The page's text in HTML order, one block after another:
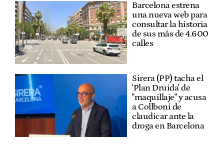
Barcelona estrena
una nueva web para
consultar la historia
de sus más de 4.600
calles
Sirera (PP) tacha el
'Plan Druida' de
"maquillaje" y acusa
a Collboni de
claudicar ante la
droga en Barcelona